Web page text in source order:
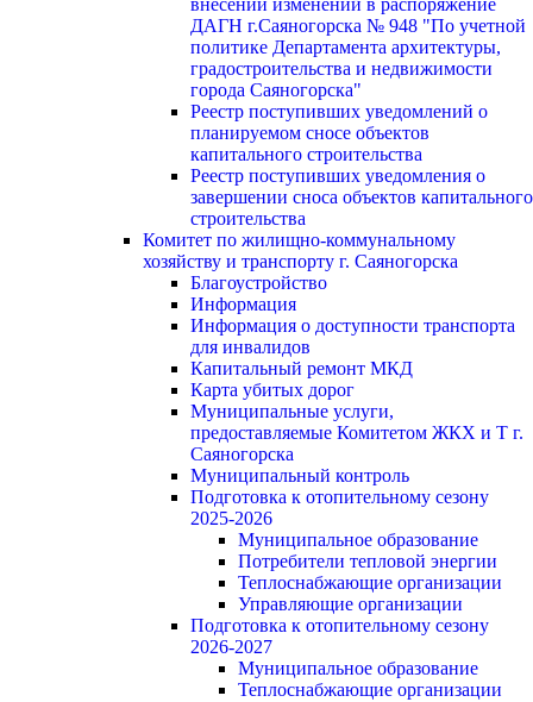
внесении изменений в распоряжение
ДАГН г.Саяногорска № 948 "По учетной
политике Департамента архитектуры,
градостроительства и недвижимости
города Саяногорска"
Реестр поступивших уведомлений о
планируемом сносе объектов
капитального строительства
Реестр поступивших уведомления о
завершении сноса объектов капитального
строительства
Комитет по жилищно-коммунальному
хозяйству и транспорту г. Саяногорска
Благоустройство
Информация
Информация о доступности транспорта
для инвалидов
Капитальный ремонт МКД
Карта убитых дорог
Муниципальные услуги,
предоставляемые Комитетом ЖКХ и Т г.
Саяногорска
Муниципальный контроль
Подготовка к отопительному сезону
2025-2026
Муниципальное образование
Потребители тепловой энергии
Теплоснабжающие организации
Управляющие организации
Подготовка к отопительному сезону
2026-2027
Муниципальное образование
Теплоснабжающие организации